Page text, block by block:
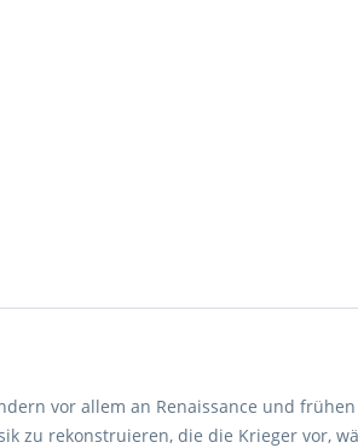
vor allem an Renaissance und frühen
zu rekonstruieren, die die Krieger vor,